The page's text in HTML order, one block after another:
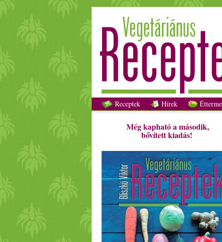
Receptek Hírek
Még kapható a második,
bővített kiadás!